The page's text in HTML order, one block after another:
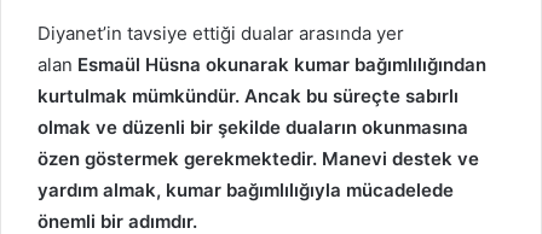
Diyanet’in tavsiye ettiği dualar arasında yer
alan Esmaül Hüsna okunarak kumar bağımlılığından
kurtulmak mümkündür. Ancak bu süreçte sabırlı
olmak ve düzenli bir şekilde duaların okunmasına
özen göstermek gerekmektedir. Manevi destek ve
yardım almak, kumar bağımlılığıyla mücadelede
önemli bir adımdır.